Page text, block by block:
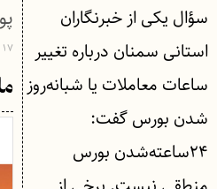
سؤال یکی از خبرنگاران
استانی سمنان درباره تغییر
ساعات معاملات یا شبانه‌روز
شدن بورس گفت:
۲۴ساعته‌شدن بورس
۱۷ مرداد ۱۴۰۵